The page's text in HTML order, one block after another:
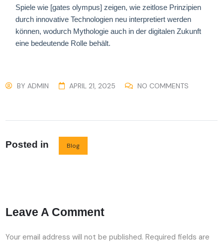
Spiele wie [gates olympus] zeigen, wie zeitlose Prinzipien
durch innovative Technologien neu interpretiert werden
können, wodurch Mythologie auch in der digitalen Zukunft
eine bedeutende Rolle behält.
BYADMIN APRIL 21, 2025 NO COMMENTS
Posted in Blog
Leave A Comment
Your email address will not be published. Required fields are